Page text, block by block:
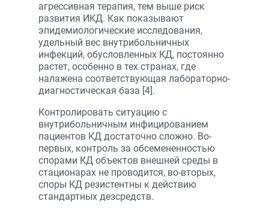
агрессивная терапия, тем выше риск
развития ИКД. Как показывают
эпидемиологические исследования,
удельный вес внутрибольничных
инфекций, обусловленных КД, постоянно
растет, особенно в тех странах, где
налажена соответствующая лабораторно-
диагностическая база [4].
Контролировать ситуацию с
внутрибольничным инфицированием
пациентов КД достаточно сложно. Во-
первых, контроль за обсемененностью
спорами КД объектов внешней среды в
стационарах не проводится, во-вторых,
споры КД резистентны к действию
стандартных дезсредств.